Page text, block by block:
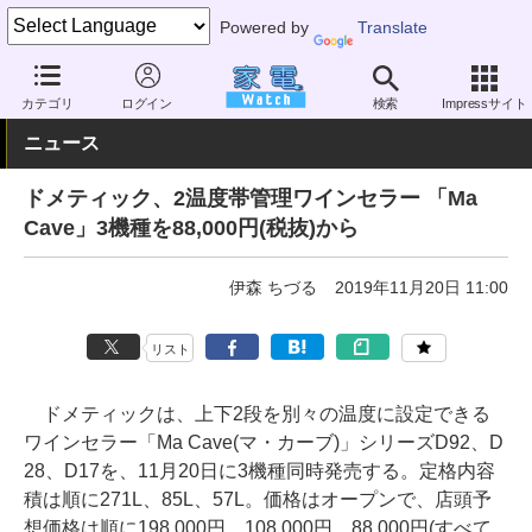
Powered by Translate
カテゴリ ログイン 検索 Impressサイト
家電 Watch 生活家電 冷蔵庫/冷凍庫 その他
ニュース
ドメティック、2温度帯管理ワインセラー 「Ma
Cave」3機種を88,000円(税抜)から
伊森 ちづる 2019年11月20日 11:00
リスト
ドメティックは、上下2段を別々の温度に設定できる
ワインセラー「Ma Cave(マ・カーブ)」シリーズD92、D
28、D17を、11月20日に3機種同時発売する。定格内容
積は順に271L、85L、57L。価格はオープンで、店頭予
想価格は順に198,000円、108,000円、88,000円(すべて